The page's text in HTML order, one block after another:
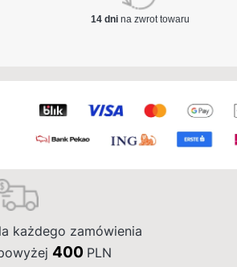
14 dni na zwrot towaru
każdego zamówienia
400 PLN